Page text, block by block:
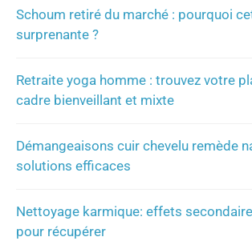
Schoum retiré du marché : pourquoi
surprenante ?
Retraite yoga homme : trouvez votre
cadre bienveillant et mixte
Démangeaisons cuir chevelu remède
solutions efficaces
Nettoyage karmique: effets
pour récupérer